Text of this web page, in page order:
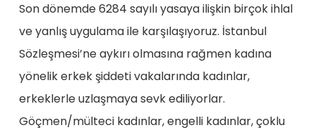
Son dönemde 6284 sayılı yasaya ilişkin birçok ihlal
ve yanlış uygulama ile karşılaşıyoruz. İstanbul
Sözleşmesi’ne aykırı olmasına rağmen kadına
yönelik erkek şiddeti vakalarında kadınlar,
erkeklerle uzlaşmaya sevk ediliyorlar.
Göçmen/mülteci kadınlar, engelli kadınlar, çoklu